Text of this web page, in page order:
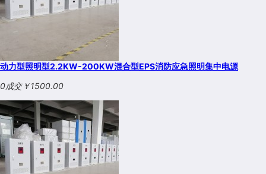
动力型照明型2.2KW-200KW混合型EPS消防应急照明集中电源
0成交￥1500.00